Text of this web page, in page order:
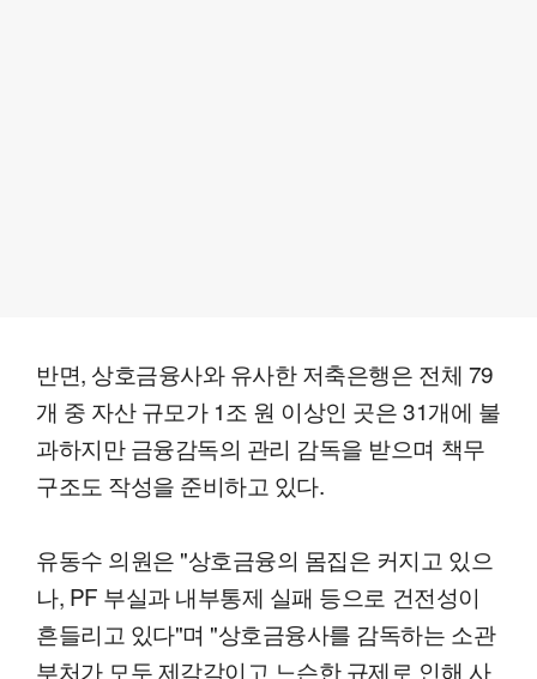
반면, 상호금융사와 유사한 저축은행은 전체 79
개 중 자산 규모가 1조 원 이상인 곳은 31개에 불
과하지만 금융감독의 관리 감독을 받으며 책무
구조도 작성을 준비하고 있다.
유동수 의원은 "상호금융의 몸집은 커지고 있으
나, PF 부실과 내부통제 실패 등으로 건전성이
흔들리고 있다"며 "상호금융사를 감독하는 소관
부처가 모두 제각각이고 느슨한 규제로 인해 사